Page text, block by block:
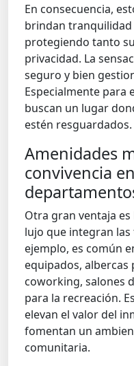
En consecuencia,
brindan tranquilidad
protegiendo tanto
privacidad. La
seguro y bien
Especialmente para
buscan un lugar
estén resguardados.
Amenidades
convivencia
Otra gran ventaja
lujo que integran
ejemplo, es común
equipados, albercas
coworking, salones
para la recreación.
elevan el valor del
fomentan un
comunitaria.